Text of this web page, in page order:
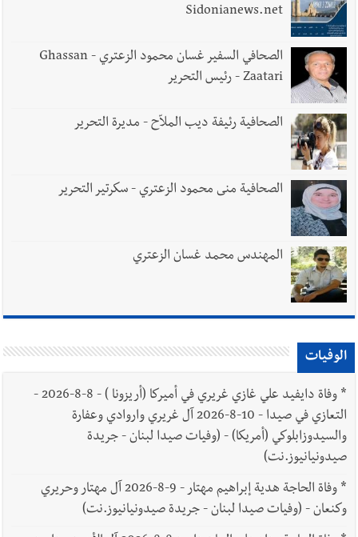
Sidonianews.net
الصحافي السفير غسان محمود الزعتري - Ghassan
Zaatari - رئيس التحرير
الصحافية رئيفة ديب الملاّح - مديرة التحرير
الصحافية منى محمود الزعتري - سكرتير التحرير
المهندس محمد غسان الزعتري
الوفيات
*
وفاة دايفيد علي غازي غريري في أميركا (أريزونا ) - 8-8-2026 -
التعازي في صيدا - 10-8-2026 آل غريري واروادي وعفارة
والسيدوزابلوكي (أمريكا) - (وفيات صيدا لبنان - جريدة
صيدونيانيوز.نت)
*
وفاة الحاجة هدية إبراهيم مهتار - 9-8-2026 آل مهتار وحريري
وكنعان - (وفيات صيدا لبنان - جريدة صيدونيانيوز.نت)